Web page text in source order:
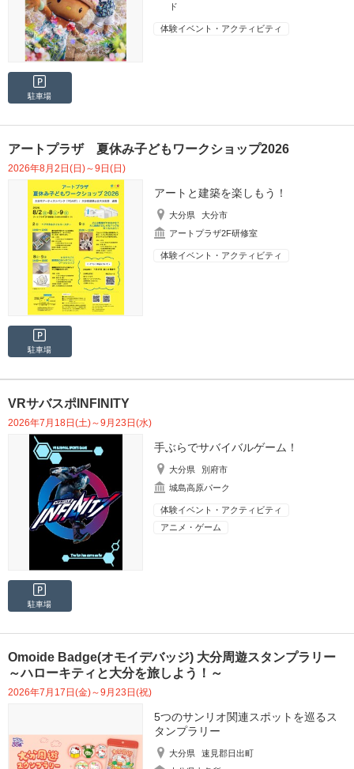
ド
体験イベント・アクティビティ
駐車場
アートプラザ 夏休み子どもワークショップ2026
2026年8月2日(日)～9日(日)
アートと建築を楽しもう！
大分県
大分市
アートプラザ2F研修室
体験イベント・アクティビティ
駐車場
VRサバスポINFINITY
2026年7月18日(土)～9月23日(水)
手ぶらでサバイバルゲーム！
大分県
別府市
城島高原パーク
体験イベント・アクティビティ
アニメ・ゲーム
駐車場
Omoide Badge(オモイデバッジ) 大分周遊スタンプラリー
～ハローキティと大分を旅しよう！～
2026年7月17日(金)～9月23日(祝)
5つのサンリオ関連スポットを巡るス
タンプラリー
大分県
速見郡日出町